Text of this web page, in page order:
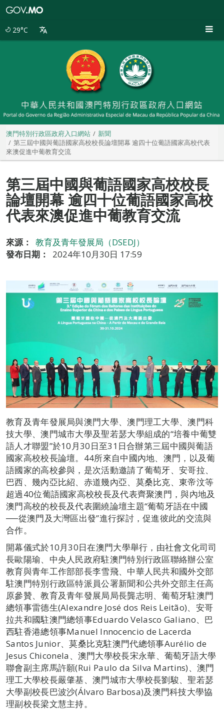
29°C
澳門特別行政區政府入口網站
新聞
第三屆中國與葡語國家高校校長論壇開幕 逾四十位葡語國家高校代表
來澳促進中葡教育交流
第三屆中國與葡語國家高校校長
論壇開幕 逾四十位葡語國家高校
代表來澳促進中葡教育交流
來源：
教育及青年發展局（DSEDJ）
發布日期：
2024年10月30日 17:59
教育及青年發展局與澳門大學、澳門理工大學、澳門科
技大學、澳門城市大學及聖若瑟大學組成的“培養中葡雙
語人才聯盟”於10月30日至31日合辦第三屆中國與葡語
國家高校校長論壇。44所來自中國內地、澳門，以及葡
語國家的高校參與，是次活動邀請了葡萄牙、安哥拉、
巴西、幾內亞比紹、赤道幾內亞、莫桑比克、東帝汶等
超過40位葡語國家高校校長及代表齊聚澳門，與內地及
澳門高校的校長及代表圍繞論壇主題“葡萄牙語在中國
──從澳門及大灣區出發”進行探討，促進彼此的交流與
合作。
開幕儀式於10月30日在澳門大學舉行，由社會文化司司
長歐陽瑜、中央人民政府駐澳門特別行政區聯絡辦公室
教育與青年工作部部長李雪飛、中華人民共和國外交部
駐澳門特別行政區特派員公署新聞和公共外交部主任高
原參贊、教育及青年發展局局長龔志明、葡萄牙駐澳門
總領事雷德生(Alexandre José dos Reis Leitão)、安哥
拉共和國駐澳門總領事Eduardo Velasco Galiano、巴
西駐香港總領事Manuel Innocencio de Lacerda
Santos Junior、莫桑比克駐澳門代總領事Aurélio de
Jesus Chiconela、澳門大學校長宋永華、葡萄牙語大學
聯會副主席馬許願(Rui Paulo da Silva Martins)、澳門
理工大學校長嚴肇基、澳門城市大學校長劉駿、聖若瑟
大學副校長巴波沙(Álvaro Barbosa)及澳門科技大學協
理副校長梁文慧主持。